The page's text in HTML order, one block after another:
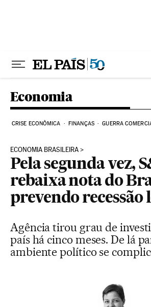
Economia
CRISE ECONÔMICA FINANÇAS GUERRA
ECONOMIA BRASILEIRA
Pela segunda vez,
rebaixa nota do
prevendo recessão
Agência tirou grau de
país há cinco meses. De lá
ambiente político se